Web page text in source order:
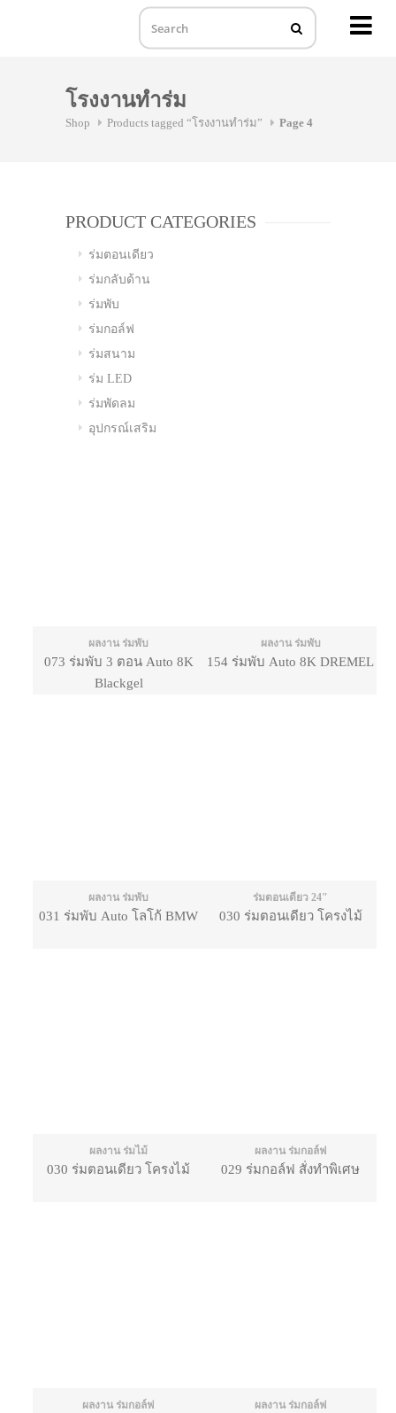
โรงงานทำร่ม
Shop Products tagged “โรงงานทำร่ม” Page 4
PRODUCT CATEGORIES
ร่มตอนเดียว
ร่มกลับด้าน
ร่มพับ
ร่มกอล์ฟ
ร่มสนาม
ร่ม LED
ร่มพัดลม
อุปกรณ์เสริม
ผลงาน ร่มพับ
073 ร่มพับ 3 ตอน Auto 8K
Blackgel
ผลงาน ร่มพับ
154 ร่มพับ Auto 8K DREMEL
ผลงาน ร่มพับ
031 ร่มพับ Auto โลโก้ BMW
ร่มตอนเดียว 24"
030 ร่มตอนเดียว โครงไม้
ผลงาน ร่มไม้
030 ร่มตอนเดียว โครงไม้
ผลงาน ร่มกอล์ฟ
029 ร่มกอล์ฟ สั่งทำพิเศษ
ผลงาน ร่มกอล์ฟ ผลงาน ร่มกอล์ฟ